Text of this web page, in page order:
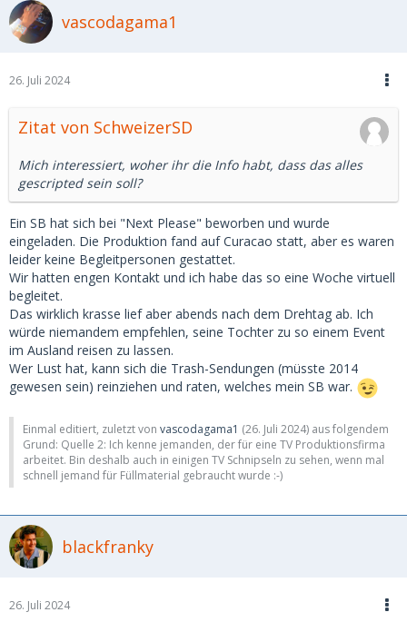
vascodagama1
26. Juli 2024
Zitat von SchweizerSD
Mich interessiert, woher ihr die Info habt, dass das alles
gescripted sein soll?
Ein SB hat sich bei "Next Please" beworben und wurde
eingeladen. Die Produktion fand auf Curacao statt, aber es waren
leider keine Begleitpersonen gestattet.
Wir hatten engen Kontakt und ich habe das so eine Woche virtuell
begleitet.
Das wirklich krasse lief aber abends nach dem Drehtag ab. Ich
würde niemandem empfehlen, seine Tochter zu so einem Event
im Ausland reisen zu lassen.
Wer Lust hat, kann sich die Trash-Sendungen (müsste 2014
gewesen sein) reinziehen und raten, welches mein SB war.
Einmal editiert, zuletzt von vascodagama1 (26. Juli 2024) aus folgendem
Grund: Quelle 2: Ich kenne jemanden, der für eine TV Produktionsfirma
arbeitet. Bin deshalb auch in einigen TV Schnipseln zu sehen, wenn mal
schnell jemand für Füllmaterial gebraucht wurde :-)
blackfranky
26. Juli 2024